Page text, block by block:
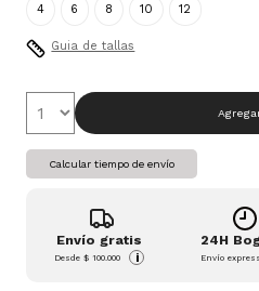
4 6 8 10 12
Guia de tallas
Calcular tiempo de envío
Envío gratis
Desde$ 100.000 i
24H
Envío express